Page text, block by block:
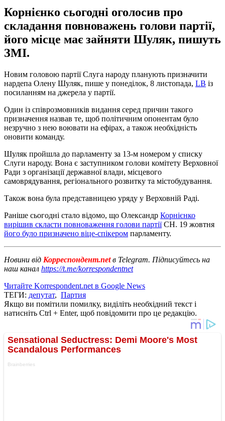
Корнієнко сьогодні оголосив про
складання повноважень голови партії,
його місце має зайняти Шуляк, пишуть
ЗМІ.
Новим головою партії Слуга народу планують призначити
нардепа Олену Шуляк, пише у понеділок, 8 листопада, LB із
посиланням на джерела у партії.
Один із співрозмовників видання серед причин такого
призначення назвав те, щоб політичним опонентам було
незручно з нею воювати на ефірах, а також необхідність
оновити команду.
Шуляк пройшла до парламенту за 13-м номером у списку
Слуги народу. Вона є заступником голови комітету Верховної
Ради з організації державної влади, місцевого
самоврядування, регіонального розвитку та містобудування.
Також вона була представницею уряду у Верховній Раді.
Раніше сьогодні стало відомо, що Олександр Корнієнко
вирішив скласти повноваження голови партіїСН. 19 жовтня
його було призначено віце-спікером парламенту.
Новини від Корреспондент.netв Telegram. Підписуйтесь на
наш канал https://t.me/korrespondentnet
Читайте Korrespondent.net в Google News
ТЕГИ: депутат, Партия
Якщо ви помітили помилку, виділіть необхідний текст і
натисніть Ctrl + Enter, щоб повідомити про це редакцію.